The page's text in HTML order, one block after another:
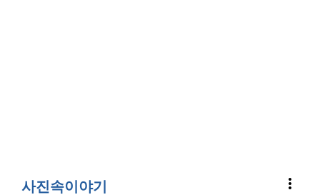
사진속이야기 more_vert